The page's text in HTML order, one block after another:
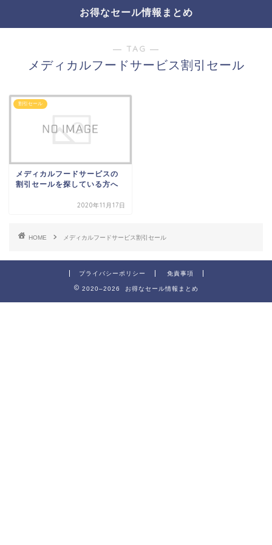
お得なセール情報まとめ
― TAG ―
メディカルフードサービス割引セール
割引セール
メディカルフードサービスの
割引セールを探している方へ
2020年11月17日
HOME メディカルフードサービス割引セール
プライバシーポリシー 免責事項
2020–2026 お得なセール情報まとめ